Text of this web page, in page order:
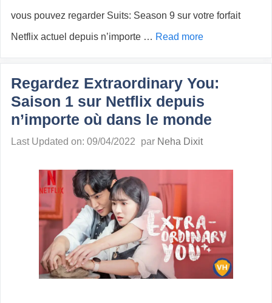
vous pouvez regarder Suits: Season 9 sur votre forfait
Netflix actuel depuis n’importe … Read more
Regardez Extraordinary You:
Saison 1 sur Netflix depuis
n’importe où dans le monde
Last Updated on: 09/04/2022 par Neha Dixit